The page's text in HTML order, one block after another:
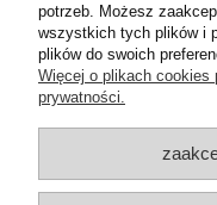
potrzeb. Możesz
wszystkich tych plików i
plików do swoich
Więcej o plikach
prywatności.